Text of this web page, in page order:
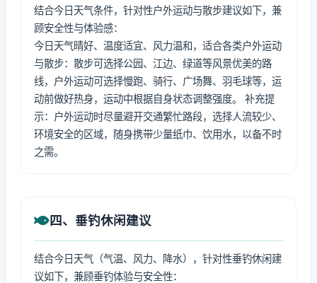
结合今日天气条件，针对性户外运动与散步建议如下，兼
顾安全性与体验感：
今日天气晴好、温度适宜、风力温和，适合各类户外运动
与散步：散步可选择公园、江边、绿道等风景优美的路
线，户外运动可选择慢跑、骑行、广场舞、羽毛球等，运
动前做好热身，运动中根据自身状态调整强度。 补充提
示：户外运动时尽量避开交通繁忙路段，选择人流较少、
环境安全的区域，随身携带少量纸巾、饮用水，以备不时
之需。
四、垂钓休闲建议
结合今日天气（气温、风力、降水），针对性垂钓休闲建
议如下，兼顾垂钓体验与安全性：